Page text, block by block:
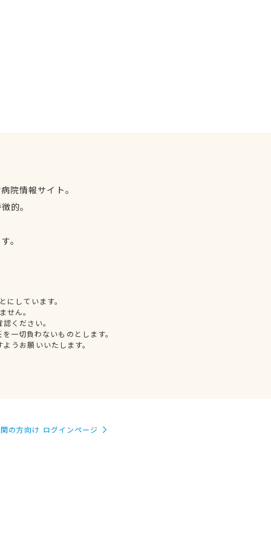
院情報サイト。
的。
。
しています。
せん。
ください。
一切負わないものとします。
うお願いいたします。
の方向け ログインページ